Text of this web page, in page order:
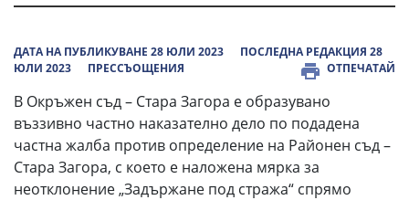
ДАТА НА ПУБЛИКУВАНЕ 28 ЮЛИ 2023
ПОСЛЕДНА РЕДАКЦИЯ 28
ЮЛИ 2023
ПРЕССЪОЩЕНИЯ ОТПЕЧАТАЙ
В Окръжен съд – Стара Загора е образувано
въззивно частно наказателно дело по подадена
частна жалба против определение на Районен съд –
Стара Загора, с което е наложена мярка за
неотклонение „Задържане под стража“ спрямо